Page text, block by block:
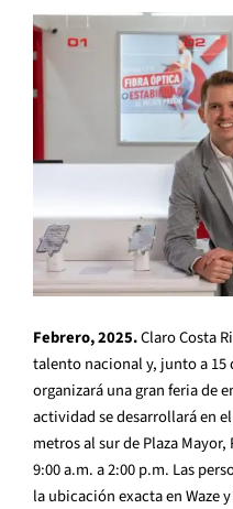
Febrero, 2025.Claro Costa
talento nacional y, junto a 15
organizará una gran feria de
actividad se desarrollará en
metros al sur de Plaza
9:00 a.m. a 2:00 p.m. Las
la ubicación exacta en Waze